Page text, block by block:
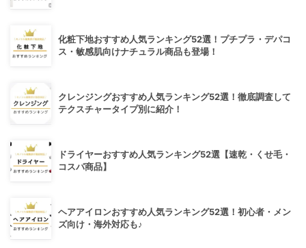
化粧下地おすすめ人気ランキング52選！プチプラ・デパコ
ス・敏感肌向けナチュラル商品も登場！
クレンジングおすすめ人気ランキング52選！徹底調査して
テクスチャータイプ別に紹介！
ドライヤーおすすめ人気ランキング52選【速乾・くせ毛・
コスパ商品】
ヘアアイロンおすすめ人気ランキング52選！初心者・メン
ズ向け・海外対応も♪